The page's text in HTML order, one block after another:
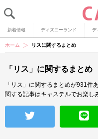
新着情報 ディズニーランド デ
ホーム リスに関するまとめ
「リス」に関するまとめ
「リス」に関するまとめが931件
関する記事はキャステルでお楽し